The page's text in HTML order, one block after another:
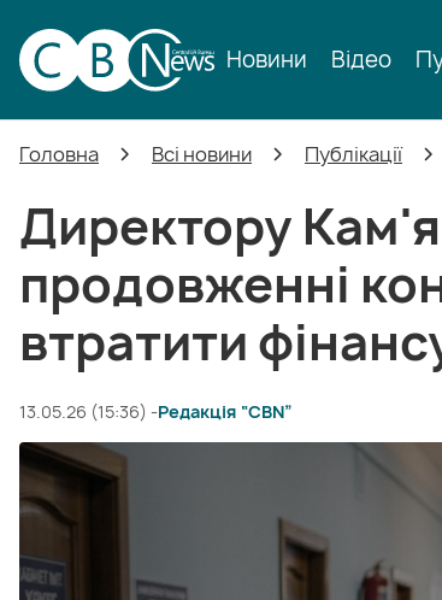
Новини Відео
Головна Всі новини Публікації
Директору
продовженні
втратити
13.05.26 (15:36) -Редакція “CBN”